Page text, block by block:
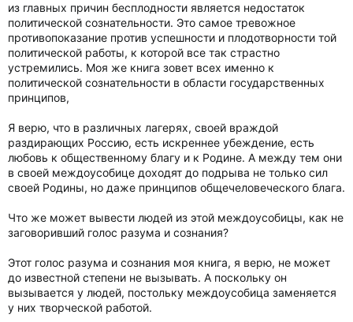
из главных причин бесплодности является недостаток
политической сознательности. Это самое тревожное
противопоказание против успешности и плодотворности той
политической работы, к которой все так страстно
устремились. Моя же книга зовет всех именно к
политической сознательности в области государственных
принципов,
Я верю, что в различных лагерях, своей враждой
раздирающих Россию, есть искреннее убеждение, есть
любовь к общественному благу и к Родине. А между тем они
в своей междоусобице доходят до подрыва не только сил
своей Родины, но даже принципов общечеловеческого блага.
Что же может вывести людей из этой междоусобицы, как не
заговоривший голос разума и сознания?
Этот голос разума и сознания моя книга, я верю, не может
до известной степени не вызывать. А поскольку он
вызывается у людей, постольку междоусобица заменяется
у них творческой работой.